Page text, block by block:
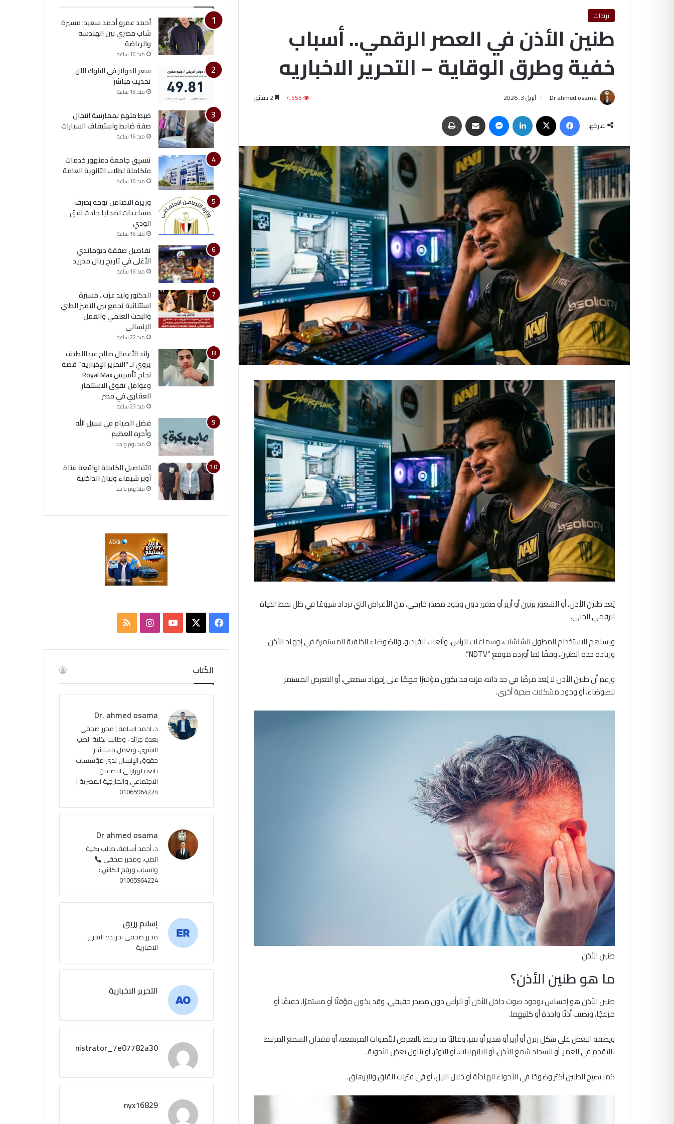
ترندات
طنين الأذن في العصر الرقمي.. أسباب
خفية وطرق الوقاية – التحرير الاخباريه
Dr ahmed osama أبريل 3, 2026 4٬555
شاركها
يُعد طنين الأذن، أو الشعور برنين أو أزيز أو صفير دون وجود مصدر خارجي، من الأعراض التي تزداد شيوعًا في ظل نمط الحياة
الرقمي الحالي.
ويساهم الاستخدام المطول للشاشات، وسماعات الرأس، وألعاب الفيديو، والضوضاء الخلفية المستمرة في إجهاد الأذن
وزيادة حدة الطنين، وفقًا لما أورده موقع “NDTV”.
ورغم أن طنين الأذن لا يُعد مرضًا في حد ذاته، فإنه قد يكون مؤشرًا مهمًا على إجهاد سمعي، أو التعرض المستمر
للضوضاء، أو وجود مشكلات صحية أخرى.
طنين الأذن
ما هو طنين الأذن؟
طنين الأذن هو إحساس بوجود صوت داخل الأذن أو الرأس دون مصدر حقيقي، وقد يكون مؤقتًا أو مستمرًا، خفيفًا أو
مزعجًا، ويصيب أذنًا واحدة أو كلتيهما.
ويصفه البعض على شكل رنين أو أزيز أو هدير أو نقر، وغالبًا ما يرتبط بالتعرض للأصوات المرتفعة، أو فقدان السمع المرتبط
بالتقدم في العمر، أو انسداد شمع الأذن، أو الالتهابات، أو التوتر، أو تناول بعض الأدوية.
كما يصبح الطنين أكثر وضوحًا في الأجواء الهادئة أو خلال الليل، أو في فترات القلق والإرهاق.
أحمد عمرو أحمد سعيد: مسيرة
شاب مصري بين الهندسة
والرياضة
منذ 16 ساعة
سعر الدولار في البنوك الآن
تحديث مباشر
منذ 16 ساعة
ضبط متهم بممارسة انتحال
صفة ضابط واستيقاف السيارات
منذ 16 ساعة
تنسيق جامعة دمنهور خدمات
متكاملة لطلاب الثانوية العامة
منذ 16 ساعة
وزيرة التضامن توجه بصرف
مساعدات لضحايا حادث نفق
الودي
منذ 16 ساعة
تفاصيل صفقة ديوماندي
الأغلى في تاريخ ريال مدريد
منذ 16 ساعة
الدكتور وليد عزت.. مسيرة
استثنائية تجمع بين التميز الطبي
والبحث العلمي والعمل
الإنساني
منذ 22 ساعة
رائد الأعمال صالح عبداللطيف
يروي لـ “التحرير الإخبارية” قصة
نجاح تأسيس Royal Max
وعوامل تفوق الاستثمار
العقاري في مصر
منذ 23 ساعة
فضل الصيام في سبيل الله
وأجره العظيم
منذ يوم واحد
التفاصيل الكاملة لواقعة فتاة
أوبر شيماء وبيان الداخلية
منذ يوم واحد
س
ب
u
u
ا
ت
ر
ا
م
ص
ل
م
و
ق
ع
S
S
الكُتاب
Dr. ahmed osama
د. احمد اسامه | محرر صحفي
بعدة جرائد ، وطالب بكلية الطب
البشري، ويعمل مستشار
حقوق الإنسان لدى مؤسسات
تابعة لوزارتي التضامن
الاجتماعي والخارجية المصرية |
01065964224
Dr ahmed osama
د. أحمد أسامة، طالب بكلية
الطب، ومحرر صحفي
واتساب ورقم الكاش :
01065964224
إسلام رزيق
محرر صحفي بجريدة التحرير
الاخبارية
التحرير الاخبارية
administrator_7e07782a30
nyx16829